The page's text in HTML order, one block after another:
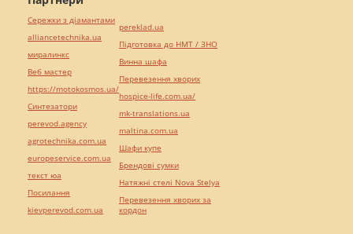
Сережки з діамантами
alliancetechnika.ua
миралинкс
Веб мастер
https://motokosmos.ua/
Синтезатори
perevod.agency
agrotechnika.com.ua
europeservice.com.ua
текст юа
Посилання
kievperevod.com.ua
pereklad.ua
Підготовка до НМТ / ЗНО
Винна шафа
Перевезення хворих
hospice-life.com.ua/
mk-translations.ua
maltina.com.ua
Шафи купе
Брендові сумки
Натяжні стелі Nova Stelya
Перевезення хворих за
кордон